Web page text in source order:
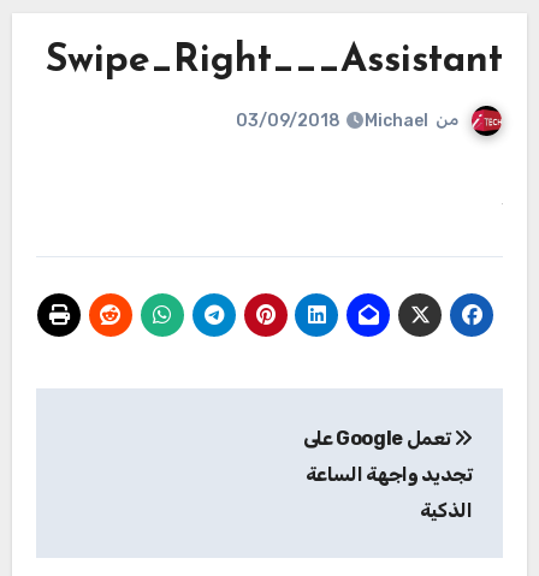
Swipe_Right___Assistant
من Michael
03/09/2018
المقالات
تعمل Google على
تجديد واجهة الساعة
الذكية